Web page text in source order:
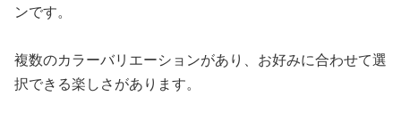
ンです。
複数のカラーバリエーションがあり、お好みに合わせて選
択できる楽しさがあります。